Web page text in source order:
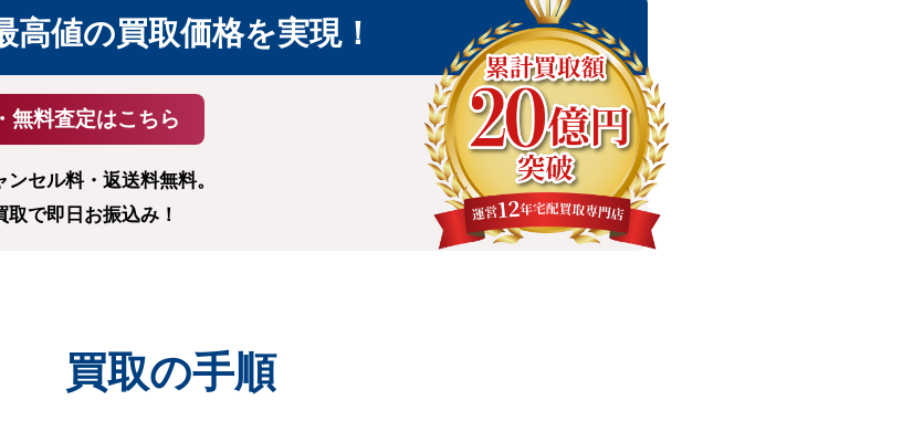
高値の買取価格を実現！
ンセル料・返送料無料。
取で即日お振込み！
買取の手順